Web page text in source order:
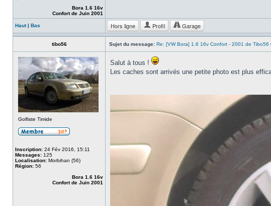
Bora 1.6 16v
Confort de Juin 2001
Haut| Bas Hors ligne Profil Garage
tibo56 Sujet du message: Re: [VW Bora] 1.6 16v Confort - 2001 de Tibo56
Golfiste Timide
Inscription: 24 Fév 2016, 15:11
Messages: 125
Localisation: Morbihan (56)
Région: 56
Bora 1.6 16v
Confort de Juin 2001
Salut à tous !
Les caches sont arrivés une petite photo est plus